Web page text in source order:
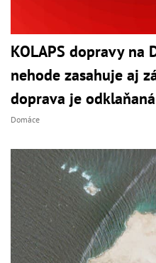
KOLAPS dopravy na
nehode zasahuje aj
doprava je odklaňaná
Domáce